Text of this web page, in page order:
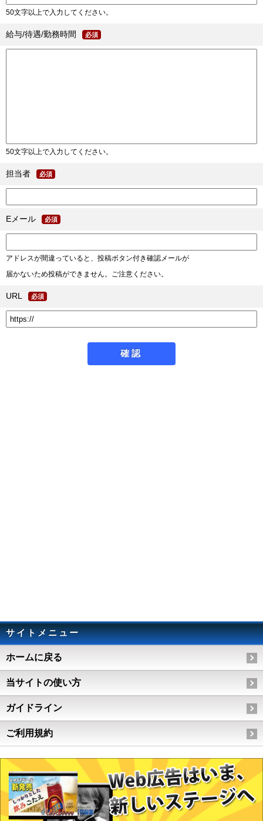
50文字以上で入力してください。
給与/待遇/勤務時間 必須
50文字以上で入力してください。
担当者 必須
Eメール 必須
アドレスが間違っていると、投稿ボタン付き確認メールが
届かないため投稿ができません。ご注意ください。
URL 必須
サイトメニュー
ホームに戻る
当サイトの使い方
ガイドライン
ご利用規約